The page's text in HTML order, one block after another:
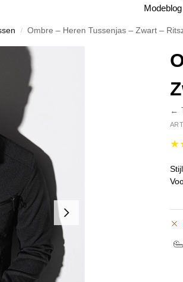
Modeblog
/ Ombre – Heren Tussenjas – Zwart –
←